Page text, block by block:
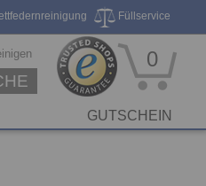
Füllservice
Reinigungsservice
0
GUTSCHEIN